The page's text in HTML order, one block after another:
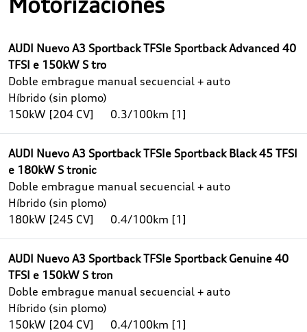
AUDI Nuevo A3 Sportback TFSIe Sportback Advanced 40
TFSI e 150kW S tro
Doble embrague manual secuencial + auto
Híbrido (sin plomo)
150kW [204 CV]
0.3/100km [1]
AUDI Nuevo A3 Sportback TFSIe Sportback Black 45 TFSI
e 180kW S tronic
Doble embrague manual secuencial + auto
Híbrido (sin plomo)
180kW [245 CV]
0.4/100km [1]
AUDI Nuevo A3 Sportback TFSIe Sportback Genuine 40
TFSI e 150kW S tron
Doble embrague manual secuencial + auto
Híbrido (sin plomo)
150kW [204 CV]
0.4/100km [1]